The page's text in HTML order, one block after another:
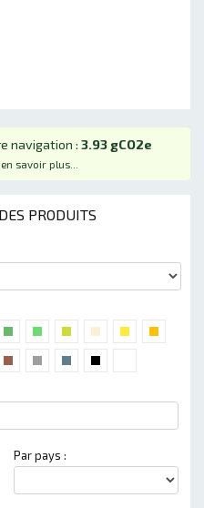
navigation : 3.93 gCO2e
savoir plus...
PRODUITS
Par pays :